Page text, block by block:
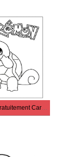
Imprimer gratuitement Carapuce